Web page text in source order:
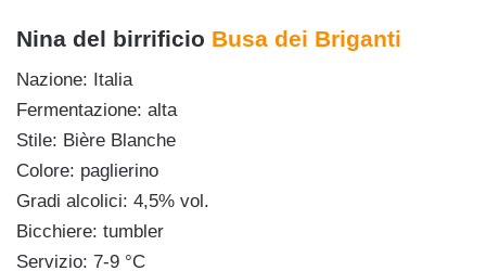
Nina del birrificio Busa dei Briganti
Nazione: Italia
Fermentazione: alta
Stile: Bière Blanche
Colore: paglierino
Gradi alcolici: 4,5% vol.
Bicchiere: tumbler
Servizio: 7-9 °C